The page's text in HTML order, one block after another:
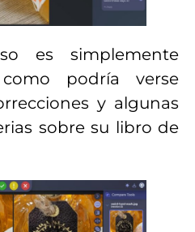
es simplemente
podría verse
y algunas
sobre su libro de